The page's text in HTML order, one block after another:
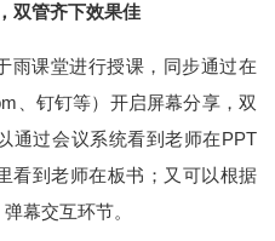
双管齐下效果佳
雨课堂进行授课，同步通过在
、钉钉等）开启屏幕分享，双
通过会议系统看到老师在PPT
看到老师在板书；又可以根据
幕交互环节。